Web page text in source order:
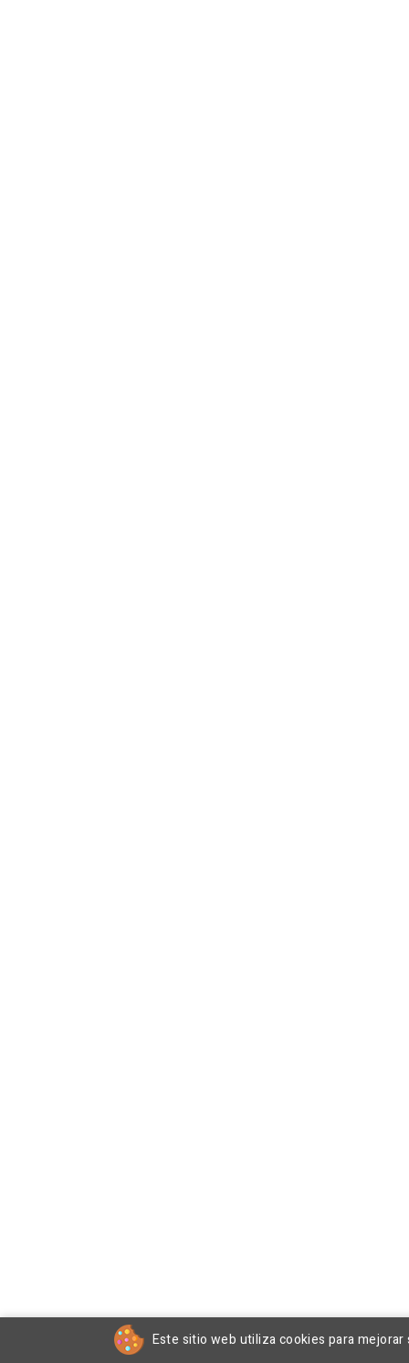
Este sitio web utiliza cookies para